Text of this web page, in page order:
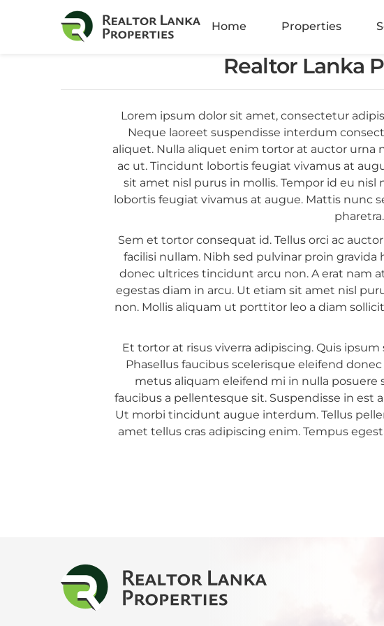
Home Properties
Ambalangoda
Bellanvila
Bokundara
Colombo 05
Colombo 2
Colombo 3
Colombo 4
Colombo 6
Colombo 7
Colombo 8
Dehiwala
Realtor Lanka
Lorem ipsum dolor sit amet, consectetur
Neque laoreet suspendisse interdum
aliquet. Nulla aliquet enim tortor at auctor urna
ac ut. Tincidunt lobortis feugiat vivamus at
sit amet nisl purus in mollis. Tempor id eu
lobortis feugiat vivamus at augue. Mattis nunc
Sem et tortor consequat id. Tellus orci ac
facilisi nullam. Nibh sed pulvinar proin
donec ultrices tincidunt arcu non. A erat nam
egestas diam in arcu. Ut etiam sit amet nisl
non. Mollis aliquam ut porttitor leo a diam
Et tortor at risus viverra adipiscing. Quis
Phasellus faucibus scelerisque eleifend
metus aliquam eleifend mi in nulla
faucibus a pellentesque sit. Suspendisse in
Ut morbi tincidunt augue interdum. Tellus
amet tellus cras adipiscing enim. Tempus